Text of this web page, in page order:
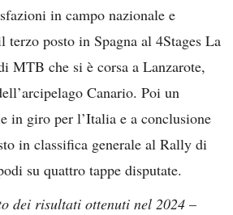
in campo nazionale e
terzo posto in Spagna al 4Stages La
MTB che si è corsa a Lanzarote,
Canario. Poi un
in giro per l’Italia e a conclusione
in classifica generale al Rally di
su quattro tappe disputate.
dei risultati ottenuti nel 2024 –